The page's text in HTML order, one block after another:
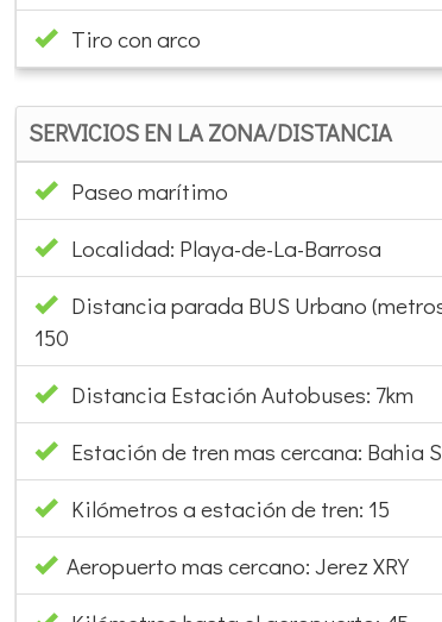
Paseo marítimo
Localidad: Playa-de-La-Barrosa
Distancia parada BUS Urbano (metros):
150
Distancia Estación Autobuses: 7km
Estación de tren mas cercana: Bahia
Kilómetros a estación de tren: 15
Aeropuerto mas cercano: Jerez XRY
Kilómetros hasta el aeropuerto: 45